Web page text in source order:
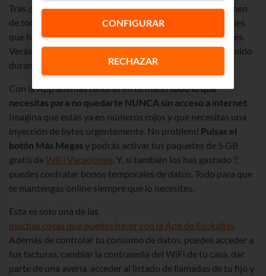
Tras descargarte la Appy registrarte, accedes a un resumen
de todos los servicios que tienes contratados, y solo tienes
que hacer un poco de scroll para llegar a tus datos móviles.
Verás un gráfico que te enseña cuántos gigas has consumido
durante el mes; cuántos te quedan y la tarifa que tienes.
Con la App además tendrás en tu manotodo lo que
necesitas para no quedarte NUNCA sin acceso a internet.
Imagina que estás ya en números rojos y que necesitas una
inyección de bytes urgentemente. No problem! Pulsas el
botón Más Megas y podrás activar tus paquetes de 5 GB
gratis deWiFi Vacaciones. Y, si también los has gastado ?,
puedes contratar bonos temporales de datos. Todo para que
te mantengas online siempre que lo necesites.
Esta es solo una de las
muchas cosas que puedes hacer con la App de Euskaltel.
Además de controlar tu consumo de datos, puedes acceder a
tus facturas, cambiar la contraseña del WiFi de tu casa, dar
parte de una avería, acceder al listado de llamadas de tu fijo y
CONFIGURAR
RECHAZAR